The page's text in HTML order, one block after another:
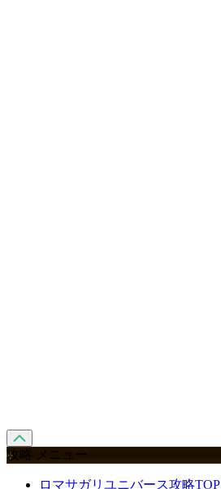
攻略 メニュー
ロマサガリユニバース攻略TOP